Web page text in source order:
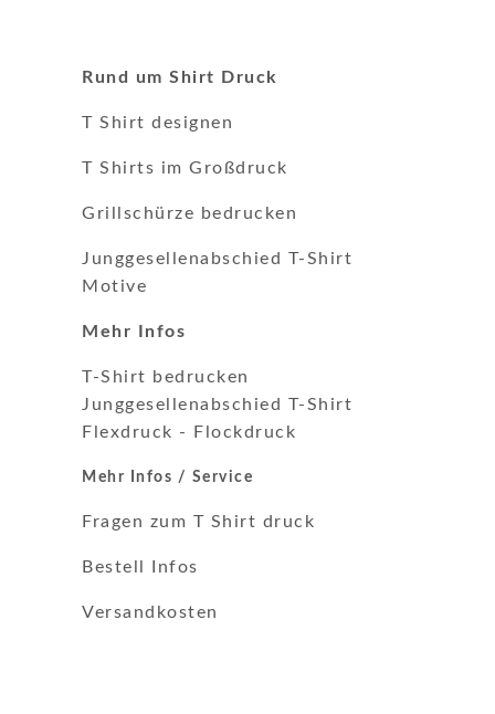
Rund um Shirt Druck
T Shirt designen
T Shirts im Großdruck
Grillschürze bedrucken
Junggesellenabschied T-Shirt
Motive
Mehr Infos
T-Shirt bedrucken
Junggesellenabschied T-Shirt
Flexdruck - Flockdruck
Mehr Infos / Service
Fragen zum T Shirt druck
Bestell Infos
Versandkosten